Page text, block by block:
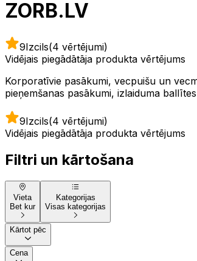
ZORB.LV
9Izcils(4 vērtējumi)
Vidējais piegādātāja produkta vērtējums
Korporatīvie pasākumi, vecpuišu un
pieņemšanas pasākumi, izlaiduma
9Izcils(4 vērtējumi)
Vidējais piegādātāja produkta vērtējums
Filtri un kārtošana
Vieta
Bet kur
Kategorijas
Visas kategorijas
Kārtot pēc
Cena